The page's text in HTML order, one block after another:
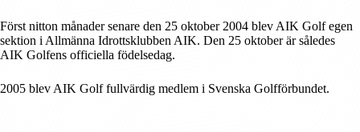
Först nitton månader senare den 25 oktober 2004 blev AIK Golf egen
sektion i Allmänna Idrottsklubben AIK. Den 25 oktober är således
AIK Golfens officiella födelsedag.
2005 blev AIK Golf fullvärdig medlem i Svenska Golfförbundet.